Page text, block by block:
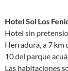
Hotel Sol Los
Hotel sin
Herradura, a 7 km
10 del parque
Las habitaciones